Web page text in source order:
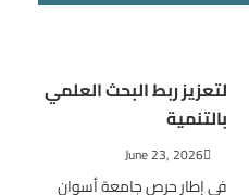
لتعزيز ربط البحث العلمي
بالتنمية
June 23, 2026
في إطار حرص جامعة أسوان